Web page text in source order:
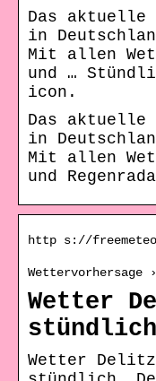
Das
in
Mit allen
und …
icon.
Das
in
Mit allen
und
http s://
Wettervorhersage
Wetter
Wetter